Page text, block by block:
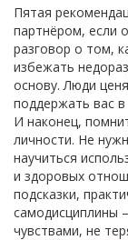
Пятая
партнёром, если
разговор о том,
избежать
основу. Люди
поддержать вас
И наконец,
личности. Не
научиться
и здоровых
подсказки,
самодисциплины
чувствами, не